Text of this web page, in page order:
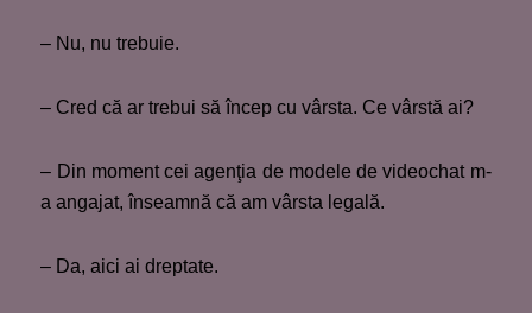
– Nu, nu trebuie.
– Cred că ar trebui să încep cu vârsta. Ce vârstă ai?
– Din moment cei agenţia de modele de videochat m-
a angajat, înseamnă că am vârsta legală.
– Da, aici ai dreptate.